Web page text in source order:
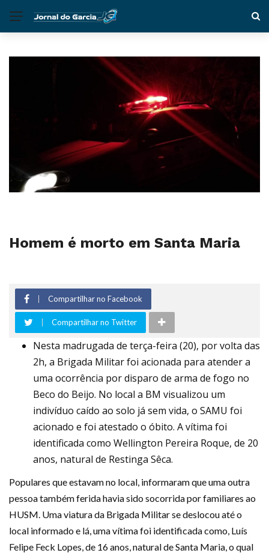
Homem é morto em Santa Maria
Compartilhar no Facebook
Compartilhar no Twitter
Nesta madrugada de terça-feira (20), por volta das
2h, a Brigada Militar foi acionada para atender a
uma ocorrência por disparo de arma de fogo no
Beco do Beijo. No local a BM visualizou um
indivíduo caído ao solo já sem vida, o SAMU foi
acionado e foi atestado o óbito. A vítima foi
identificada como Wellington Pereira Roque, de 20
anos, natural de Restinga Sêca.
Populares que estavam no local, informaram que uma outra
pessoa também ferida havia sido socorrida por familiares ao
HUSM. Uma viatura da Brigada Militar se deslocou até o
local informado e lá, uma vítima foi identificada como, Luís
Felipe Feck Lopes, de 16 anos, natural de Santa Maria, o qual